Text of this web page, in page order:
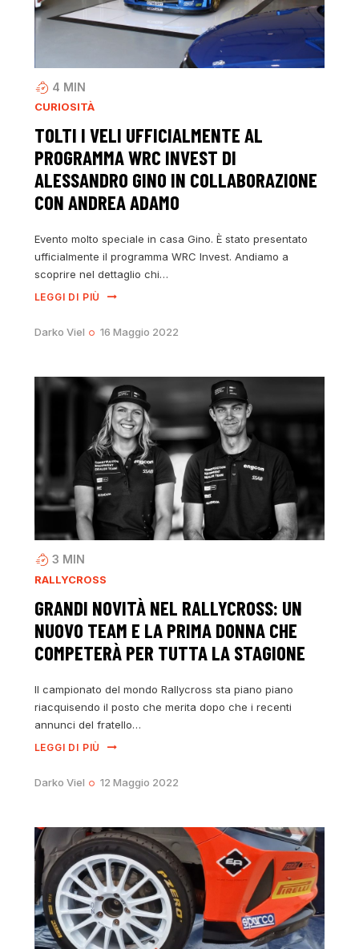
4 MIN
CURIOSITÀ
TOLTI I VELI UFFICIALMENTE AL
PROGRAMMA WRC INVEST DI
ALESSANDRO GINO IN COLLABORAZIONE
CON ANDREA ADAMO
Evento molto speciale in casa Gino. È stato presentato
ufficialmente il programma WRC Invest. Andiamo a
scoprire nel dettaglio chi…
LEGGI DI PIÙ
Darko Viel 16 Maggio 2022
3 MIN
RALLYCROSS
GRANDI NOVITÀ NEL RALLYCROSS: UN
NUOVO TEAM E LA PRIMA DONNA CHE
COMPETERÀ PER TUTTA LA STAGIONE
Il campionato del mondo Rallycross sta piano piano
riacquisendo il posto che merita dopo che i recenti
annunci del fratello…
LEGGI DI PIÙ
Darko Viel 12 Maggio 2022